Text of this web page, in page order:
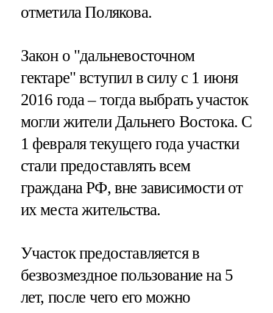
отметила Полякова.
Закон о "дальневосточном
гектаре" вступил в силу с 1 июня
2016 года – тогда выбрать участок
могли жители Дальнего Востока. С
1 февраля текущего года участки
стали предоставлять всем
граждана РФ, вне зависимости от
их места жительства.
Участок предоставляется в
безвозмездное пользование на 5
лет, после чего его можно